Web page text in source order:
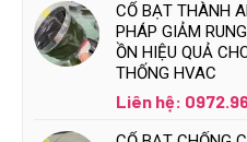
CỔ BẠT THÀNH
PHÁP GIẢM
ỒN HIỆU QUẢ
THỐNG HVAC
Liên hệ: